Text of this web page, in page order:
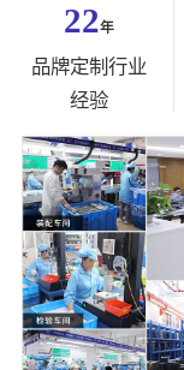
22年
品牌定制行业
经验
5000+
塑料模具